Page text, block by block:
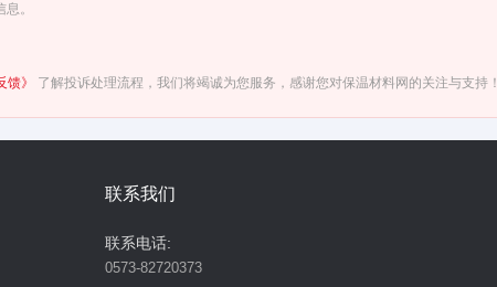
。
馈》 了解投诉处理流程，我们将竭诚为您服务，感谢您对保温材料网的关注与支持！
联系我们
联系电话:
0573-82720373